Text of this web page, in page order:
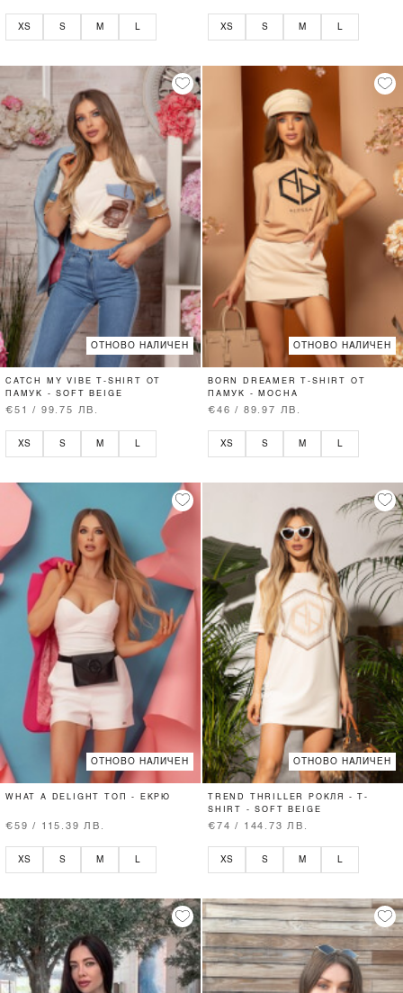
XS S M L XS S M L
ОТНОВО НАЛИЧЕН
CATCH MY VIBE T-SHIRT ОТ
ПАМУК - SOFT BEIGE
€51 / 99.75 ЛВ.
XS S M
ОТНОВО НАЛИЧЕН
BORN DREAMER T-SHIRT ОТ
ПАМУК - MOCHA
€46 / 89.97 ЛВ.
XS S M
ОТНОВО НАЛИЧЕН
WHAT A DELIGHT ТОП - ЕКРЮ
€59 / 115.39 ЛВ.
XS S M L
ОТНОВО НАЛИЧЕН
TREND THRILLER РОКЛЯ - T-
SHIRT - SOFT BEIGE
€74 / 144.73 ЛВ.
XS S M L